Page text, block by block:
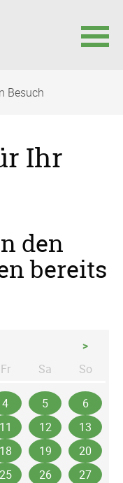
Besuch
Ihr
den
bereits
>
Fr Sa mstagSo
4 5
6
11 12
13
18 19
20
25 26
27